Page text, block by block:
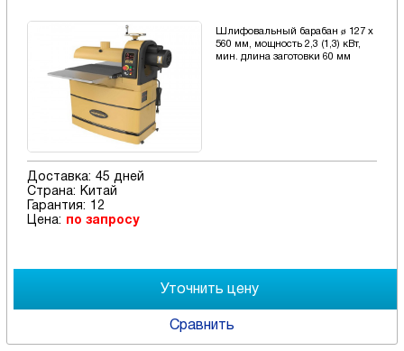
Шлифовальный барабан ø 127 х
560 мм, мощность 2,3 (1,3) кВт,
мин. длина заготовки 60 мм
Доставка: 45 дней
Страна:
Китай
Гарантия:
12
Цена:
по запросу
Сравнить